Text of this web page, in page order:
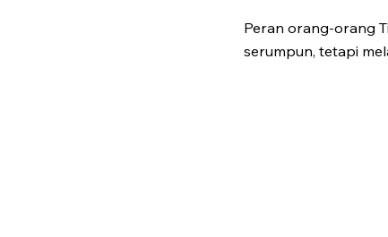
Peran orang-orang
serumpun, tetapi